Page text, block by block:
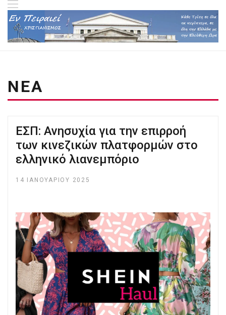
ΝΕΑ
ΕΣΠ: Ανησυχία για την επιρροή
των κινεζικών πλατφορμών στο
ελληνικό λιανεμπόριο
14 ΙΑΝΟΥΑΡΊΟΥ 2025